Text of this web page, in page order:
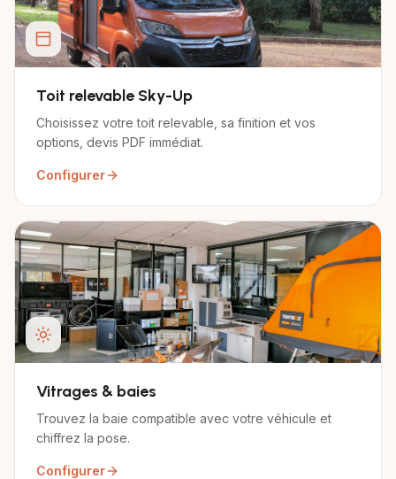
Toit relevable Sky-Up
Choisissez votre toit relevable, sa finition et vos
options, devis PDF immédiat.
Configurer
Vitrages & baies
Trouvez la baie compatible avec votre véhicule et
chiffrez la pose.
Configurer